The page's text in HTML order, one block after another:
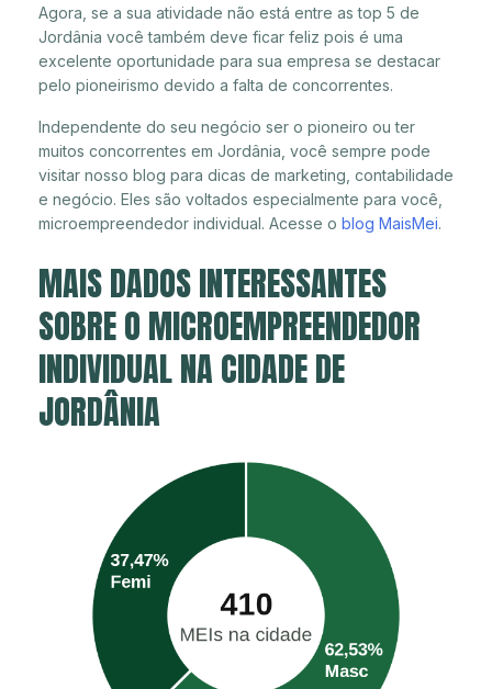
Agora, se a sua atividade não está entre as top 5 de
Jordânia você também deve ficar feliz pois é uma
excelente oportunidade para sua empresa se destacar
pelo pioneirismo devido a falta de concorrentes.
Independente do seu negócio ser o pioneiro ou ter
muitos concorrentes em Jordânia, você sempre pode
visitar nosso blog para dicas de marketing, contabilidade
e negócio. Eles são voltados especialmente para você,
microempreendedor individual. Acesse o blog MaisMei.
MAIS DADOS INTERESSANTES
SOBRE O MICROEMPREENDEDOR
INDIVIDUAL NA CIDADE DE
JORDÂNIA